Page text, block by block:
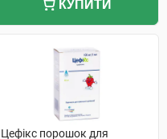
КУПИТИ
Цефікс порошок для